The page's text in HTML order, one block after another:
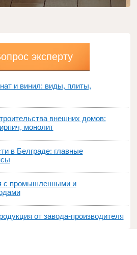
эксперту
и винил: виды, плиты,
внешних домов:
монолит
в Белграде: главные
с промышленными и
от завода-производителя